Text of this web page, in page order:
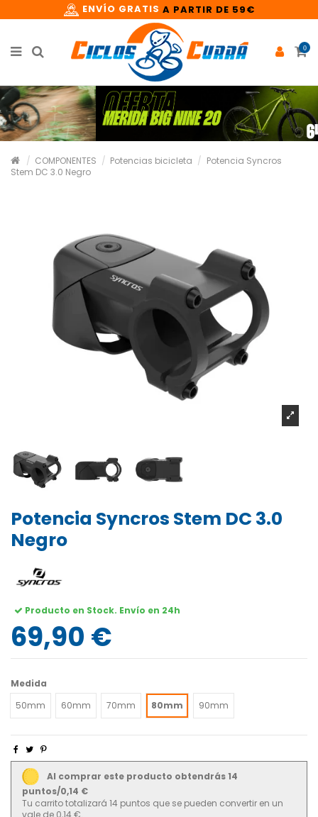
ENVÍO GRATIS A PARTIR DE 59€
0
COMPONENTES Potencias bicicleta
Potencia Syncros
Stem DC 3.0 Negro
Potencia Syncros Stem DC 3.0
Negro
Producto en Stock. Envío en 24h
69,90 €
Medida
50mm
60mm 70mm 80mm 90mm
Al comprar este producto obtendrás 14
puntos/0,14 €
Tu carrito totalizará 14 puntos que se pueden convertir en un